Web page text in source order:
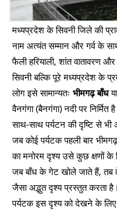
मध्यप्रदेश के सिवनी जिले की
नाम अत्यंत सम्मान और गर्व के
फैली हरियाली, शांत वातावरण
सिवनी बल्कि पूरे मध्यप्रदेश के
लोग इसे सामान्यतः भीमगढ़ बाँध
वैनगंगा (बैनगंगा) नदी पर
साथ-साथ पर्यटन की दृष्टि से भी
जब कोई पर्यटक पहली बार
का मनोरम दृश्य उसे कुछ क्षणों
जब बाँध के गेट खोले जाते हैं, तब
जैसा अद्भुत दृश्य प्रस्तुत करता
पर्यटक इस दृश्य को देखने के लिए